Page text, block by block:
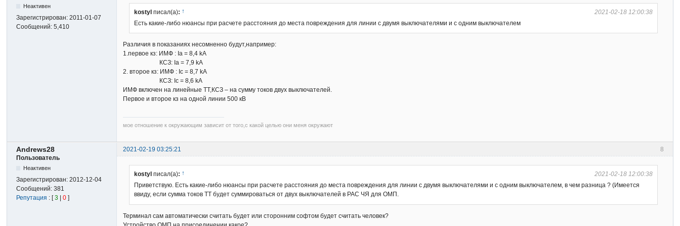
Неактивен
Зарегистрирован:2011-01-07
Сообщений:5,410
kostyl писал(а): ↑
2021-02-18 12:00:38
Есть какие-либо нюансы при расчете расстояния до места повреждения для линии с двумя выключателями и с одним выключателем
Различия в показаниях несомненно будут,например:
1.первое кз: ИМФ : Ia = 8,4 kA
КСЗ: Ia = 7,9 kA
2. второе кз: ИМФ : Iс = 8,7 kA
КСЗ: Iс = 8,6 kA
ИМФ включен на линейные ТТ,КСЗ – на сумму токов двух выключателей.
Первое и второе кз на одной линии 500 кВ
мое отношение к окружающим зависит от того,с какой целью они меня окружают
8
Andrews28
2021-02-19 03:25:21
Пользователь
Неактивен
Зарегистрирован:2012-12-04
Сообщений:381
Репутация : [3 |0 ]
kostyl писал(а): ↑
2021-02-18 12:00:38
Приветствую. Есть какие-либо нюансы при расчете расстояния до места повреждения для линии с двумя выключателями и с одним выключателем, в чем разница ? (Имеется
ввиду, если сумма токов ТТ будет суммироваться от двух выключателей в РАС ЧЯ для ОМП.
Терминал сам автоматически считать будет или сторонним софтом будет считать человек?